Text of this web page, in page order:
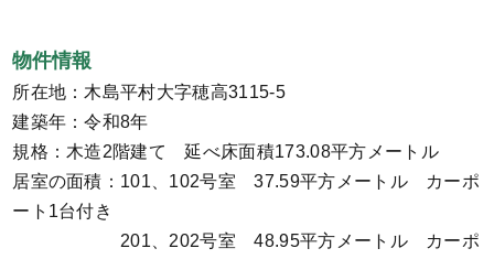
物件情報
所在地：木島平村大字穂高3115-5
建築年：令和8年
規格：木造2階建て 延べ床面積173.08平方メートル
居室の面積：101、102号室 37.59平方メートル カーポ
ート1台付き
201、202号室 48.95平方メートル カーポ